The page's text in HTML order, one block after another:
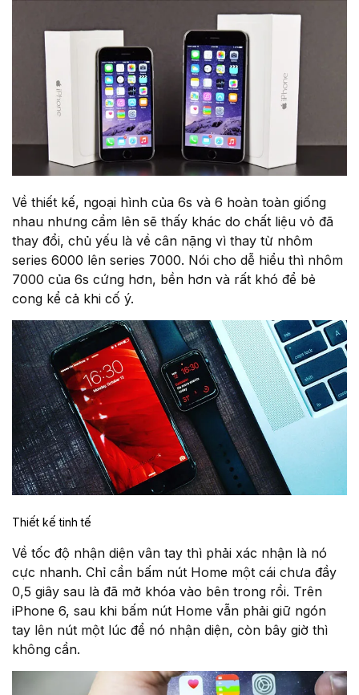
Về thiết kế, ngoại hình của 6s và 6 hoàn toàn giống
nhau nhưng cầm lên sẽ thấy khác do chất liệu vỏ đã
thay đổi, chủ yếu là về cân nặng vì thay từ nhôm
series 6000 lên series 7000. Nói cho dễ hiểu thì nhôm
7000 của 6s cứng hơn, bền hơn và rất khó để bẻ
cong kể cả khi cố ý.
Thiết kế tinh tế
Về tốc độ nhận diện vân tay thì phải xác nhận là nó
cực nhanh. Chỉ cần bấm nút Home một cái chưa đầy
0,5 giây sau là đã mở khóa vào bên trong rồi. Trên
iPhone 6, sau khi bấm nút Home vẫn phải giữ ngón
tay lên nút một lúc để nó nhận diện, còn bây giờ thì
không cần.